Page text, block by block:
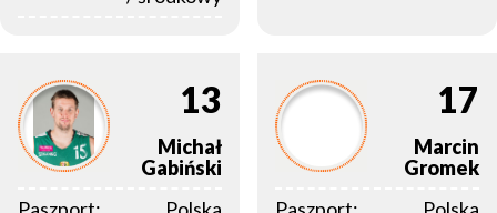
13
Michał
Gabiński
17
Marcin
Gromek